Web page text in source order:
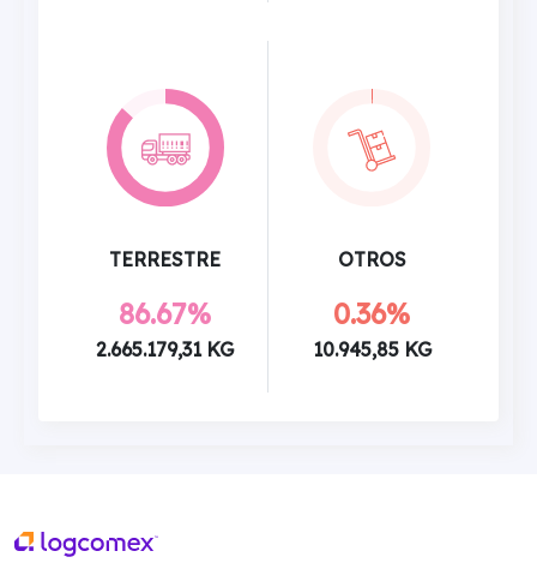
TERRESTRE
86.67%
2.665.179,31 KG
OTROS
0.36%
10.945,85 KG